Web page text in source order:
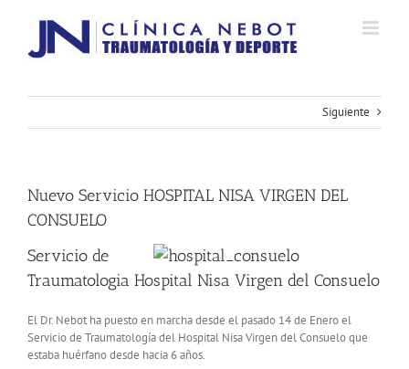
Siguiente
Nuevo Servicio HOSPITAL NISA VIRGEN DEL
CONSUELO
Servicio de
Traumatologia Hospital Nisa Virgen del Consuelo
El Dr. Nebot ha puesto en marcha desde el pasado 14 de Enero el
Servicio de Traumatología del Hospital Nisa Virgen del Consuelo que
estaba huérfano desde hacia 6 años.